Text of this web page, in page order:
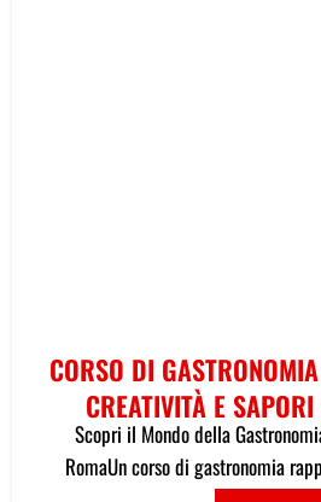
CORSO DI
CREATIVITÀ E
Scopri il Mondo della
RomaUn corso di gastronomia